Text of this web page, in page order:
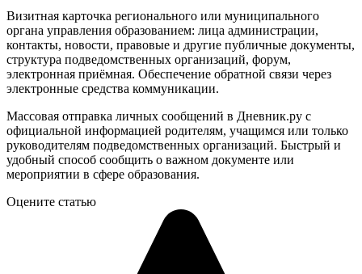
Визитная карточка регионального или муниципального
органа управления образованием: лица администрации,
контакты, новости, правовые и другие публичные документы,
структура подведомственных организаций, форум,
электронная приёмная. Обеспечение обратной связи через
электронные средства коммуникации.
Массовая отправка личных сообщений в Дневник.ру с
официальной информацией родителям, учащимся или только
руководителям подведомственных организаций. Быстрый и
удобный способ сообщить о важном документе или
мероприятии в сфере образования.
Оцените статью